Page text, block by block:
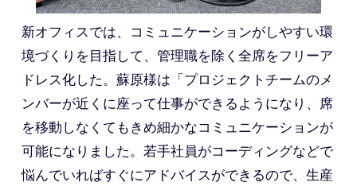
新オフィスでは、コミュニケーションがしやすい環
境づくりを目指して、管理職を除く全席をフリーア
ドレス化した。蘇原様は「プロジェクトチームのメ
ンバーが近くに座って仕事ができるようになり、席
を移動しなくてもきめ細かなコミュニケーションが
可能になりました。若手社員がコーディングなどで
悩んでいればすぐにアドバイスができるので、生産